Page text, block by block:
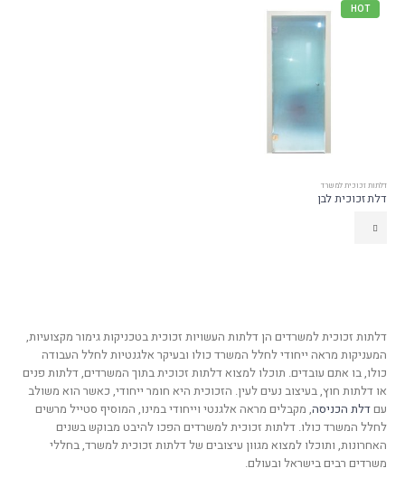
HOT
דלתות זכוכית למשרד
דלת זכוכית לבן
דלתות זכוכית למשרדים הן דלתות העשויות זכוכית בטכניקות גימור מקצועיות,
המעניקות מראה ייחודי לחלל המשרד כולו ובעיקר אלגנטיות לחלל העבודה
כולו, בו אתם עובדים. תוכלו למצוא דלתות זכוכית בתוך המשרדים, דלתות פנים
או דלתות חוץ, בעיצוב נעים לעין. הזכוכית היא חומר ייחודי, כאשר הוא משולב
עםדלת הכניסה, מקבלים מראה אלגנטי וייחודי במינו, המוסיף סטייל מרשים
לחלל המשרד כולו. דלתות זכוכית למשרדים הפכו להיבט מבוקש בשנים
האחרונות, ותוכלו למצוא מגוון עיצובים של דלתות זכוכית למשרד, בחללי
משרדים רבים בישראל ובעולם.